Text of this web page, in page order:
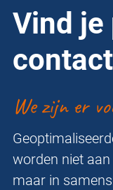
Vind
We zijn er
worden niet
maar in